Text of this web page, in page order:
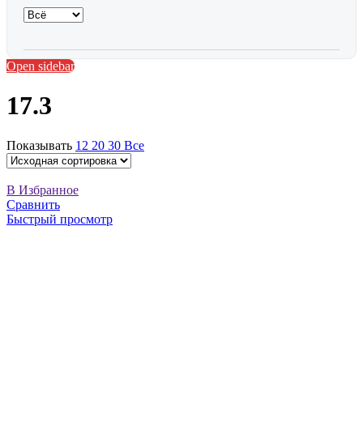
Open sidebar
17.3
Показывать 12 20 30 Все
В Избранное
Сравнить
Быстрый просмотр